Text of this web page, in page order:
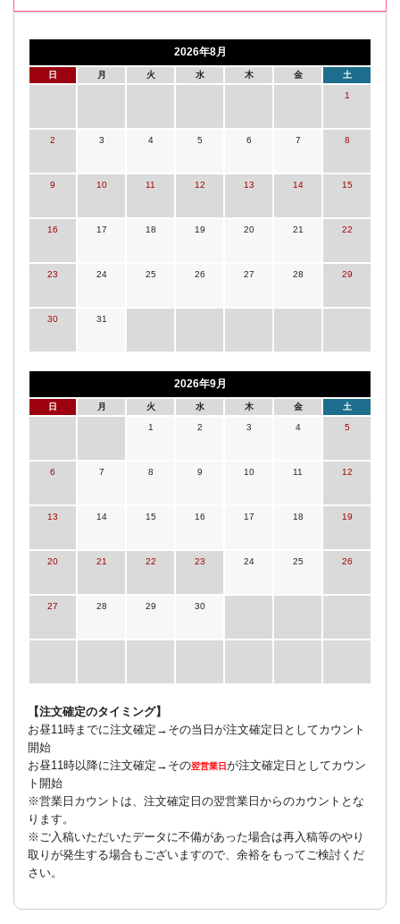
2026年8月
日 月 火 水 木 金 土
1
2 3 4 5 6 7 8
9 10 11 12 13 14 15
16 17 18 19 20 21 22
23 24 25 26 27 28 29
30 31
2026年9月
日 月 火 水 木 金 土
1 2 3 4 5
6 7 8 9 10 11 12
13 14 15 16 17 18 19
20 21 22 23 24 25 26
27 28 29 30
【注文確定のタイミング】
お昼11時までに注文確定→その当日が注文確定日としてカウント
開始
お昼11時以降に注文確定→その翌営業日が注文確定日としてカウン
ト開始
※営業日カウントは、注文確定日の翌営業日からのカウントとな
ります。
※ご入稿いただいたデータに不備があった場合は再入稿等のやり
取りが発生する場合もございますので、余裕をもってご検討くだ
さい。